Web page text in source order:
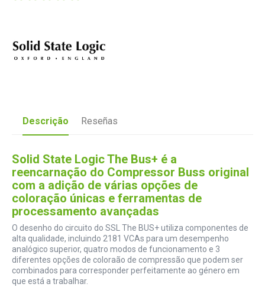
Descrição Reseñas
Solid State Logic The Bus+ é a
reencarnação do Compressor Buss original
com a adição de várias opções de
coloração únicas e ferramentas de
processamento avançadas
O desenho do circuito do SSL The BUS+ utiliza componentes de
alta qualidade, incluindo 2181 VCAs para um desempenho
analógico superior, quatro modos de funcionamento e 3
diferentes opções de coloraão de compressão que podem ser
combinados para corresponder perfeitamente ao género em
que está a trabalhar.